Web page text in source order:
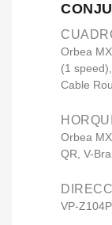
Orbea
(1
Cable
Orbea
QR, V-
VP-